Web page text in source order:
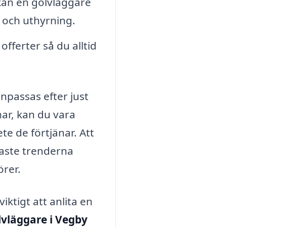
uthyrning.
så du alltid
efter just
kan du vara
de förtjänar. Att
trenderna
att anlita en
i Vegby